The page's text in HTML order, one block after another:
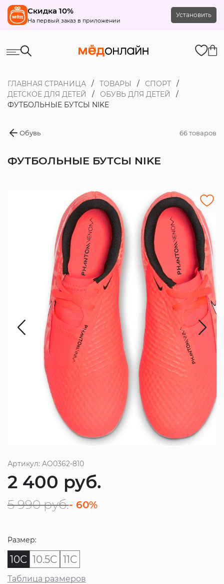
Скидка 10%
На первый заказ в приложении
Установить
ГЛАВНАЯ СТРАНИЦА ТОВАРЫ
СПОРТ
ДЕТСКОЕ ДЛЯ ДЕТЕЙ
ОБУВЬ ДЛЯ ДЕТЕЙ
ФУТБОЛЬНЫЕ БУТСЫ NIKE
Обувь 66 товаров
ФУТБОЛЬНЫЕ БУТСЫ NIKE
Артикул: AO0362-810
2 400 руб.
5 990 руб.- 60%
Размер:
10C 10.5C 11C
Таблица размеров